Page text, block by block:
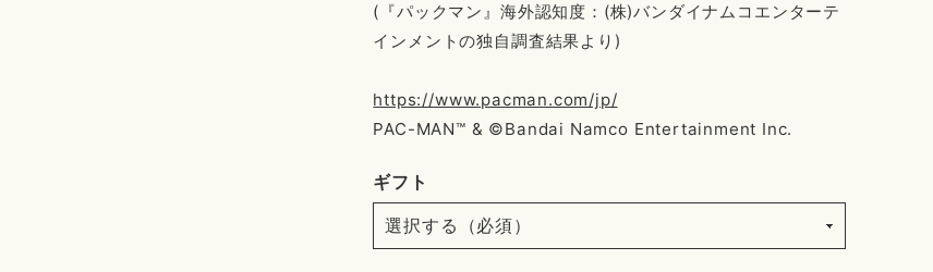
(『パックマン』海外認知度：(株)バンダイナムコエンターテ
インメントの独自調査結果より)
https://www.pacman.com/jp/
PAC-MAN™ & ©Bandai Namco Entertainment Inc.
ギフト